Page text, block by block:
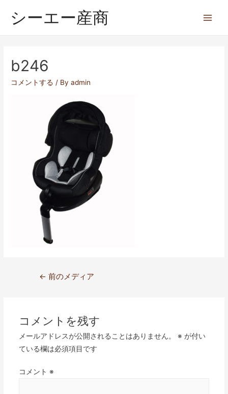
シーエー産商
b246
コメントする / Byadmin
← 前のメディア
コメントを残す
メールアドレスが公開されることはありません。 ※ が付い
ている欄は必須項目です
コメント ※